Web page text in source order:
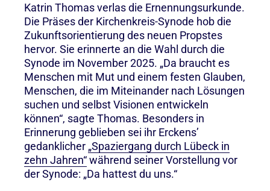
Katrin Thomas verlas die Ernennungsurkunde.
Die Präses der Kirchenkreis-Synode hob die
Zukunftsorientierung des neuen Propstes
hervor. Sie erinnerte an die Wahl durch die
Synode im November 2025. „Da braucht es
Menschen mit Mut und einem festen Glauben,
Menschen, die im Miteinander nach Lösungen
suchen und selbst Visionen entwickeln
können“, sagte Thomas. Besonders in
Erinnerung geblieben sei ihr Erckens’
gedanklicher „Spaziergang durch Lübeck in
zehn Jahren“während seiner Vorstellung vor
der Synode: „Da hattest du uns.“